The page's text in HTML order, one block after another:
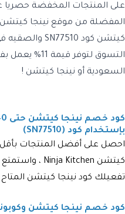
على المنتجات المخفضة حصريا
المفضلة من موقع نينجا كيتشن
كيتشن كود SN77510 والصقيه
التسوق لتوفر قيمة 11% يعمل بفاعلية عند التسوق من
السعودية أو نينجا كيتشن !
بإستخدام كود (SN77510)
احصل على أفضل المنتجات بأقل
تفعيلك كود نينجا كيتشن
كود خصم نينجا كيتشن